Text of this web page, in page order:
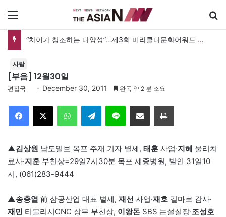
“차이가 창조하는 다양성”…제3회 미라클다문화어워드 시상식
사람
[부음] 12월30일
편집국 December 30, 2011 완독 약 2 분 소요
Telegram 이메일
▲김상원 남도일보 목포 주재 기자 별세, 태훈 사업·지혜 물리치
료사·지훈 부친상=29일7시30분 목포 세종병원, 발인 31일10
시, (061)283-9444
▲송충열 前 삼공산업 대표 별세, 재선 사업·재호 길마로 감사·
재민 티볼리시CNC 상무 부친상, 이왕돈 SBS 논설실장·조성호